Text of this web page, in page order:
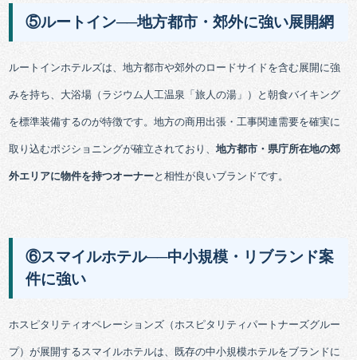
⑤ルートイン──地方都市・郊外に強い展開網
ルートインホテルズは、地方都市や郊外のロードサイドを含む展開に強
みを持ち、大浴場（ラジウム人工温泉「旅人の湯」）と朝食バイキング
を標準装備するのが特徴です。地方の商用出張・工事関連需要を確実に
取り込むポジショニングが確立されており、地方都市・県庁所在地の郊
外エリアに物件を持つオーナーと相性が良いブランドです。
⑥スマイルホテル──中小規模・リブランド案
件に強い
ホスピタリティオペレーションズ（ホスピタリティパートナーズグルー
プ）が展開するスマイルホテルは、既存の中小規模ホテルをブランドに